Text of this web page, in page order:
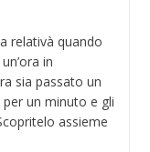
relativà quando
in
sia passato un
un minuto e gli
assieme